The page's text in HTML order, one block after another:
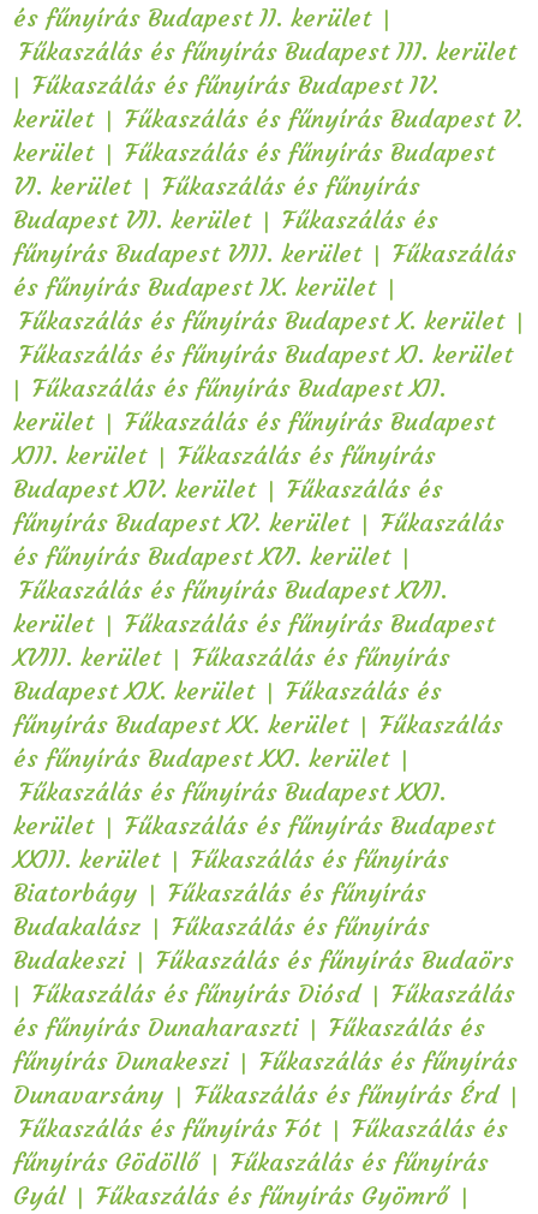
és fűnyírás Budapest II. kerület |
Fűkaszálás és fűnyírás Budapest III. kerület
| Fűkaszálás és fűnyírás Budapest IV.
kerület | Fűkaszálás és fűnyírás Budapest V.
kerület | Fűkaszálás és fűnyírás Budapest
VI. kerület | Fűkaszálás és fűnyírás
Budapest VII. kerület | Fűkaszálás és
fűnyírás Budapest VIII. kerület | Fűkaszálás
és fűnyírás Budapest IX. kerület |
Fűkaszálás és fűnyírás Budapest X. kerület |
Fűkaszálás és fűnyírás Budapest XI. kerület
| Fűkaszálás és fűnyírás Budapest XII.
kerület | Fűkaszálás és fűnyírás Budapest
XIII. kerület | Fűkaszálás és fűnyírás
Budapest XIV. kerület | Fűkaszálás és
fűnyírás Budapest XV. kerület | Fűkaszálás
és fűnyírás Budapest XVI. kerület |
Fűkaszálás és fűnyírás Budapest XVII.
kerület | Fűkaszálás és fűnyírás Budapest
XVIII. kerület | Fűkaszálás és fűnyírás
Budapest XIX. kerület | Fűkaszálás és
fűnyírás Budapest XX. kerület | Fűkaszálás
és fűnyírás Budapest XXI. kerület |
Fűkaszálás és fűnyírás Budapest XXII.
kerület | Fűkaszálás és fűnyírás Budapest
XXIII. kerület | Fűkaszálás és fűnyírás
Biatorbágy | Fűkaszálás és fűnyírás
Budakalász | Fűkaszálás és fűnyírás
Budakeszi | Fűkaszálás és fűnyírás Budaörs
| Fűkaszálás és fűnyírás Diósd | Fűkaszálás
és fűnyírás Dunaharaszti | Fűkaszálás és
fűnyírás Dunakeszi | Fűkaszálás és fűnyírás
Dunavarsány | Fűkaszálás és fűnyírás Érd |
Fűkaszálás és fűnyírás Fót | Fűkaszálás és
fűnyírás Gödöllő | Fűkaszálás és fűnyírás
Gyál | Fűkaszálás és fűnyírás Gyömrő |